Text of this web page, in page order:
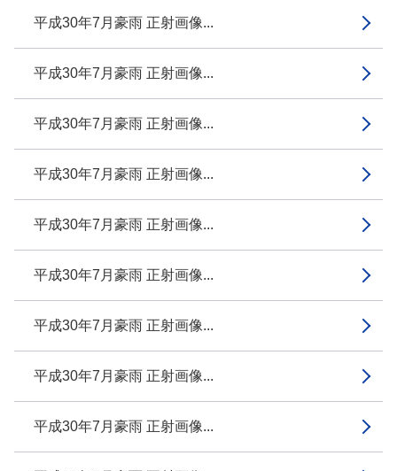
平成30年7月豪雨 正射画像...
平成30年7月豪雨 正射画像...
平成30年7月豪雨 正射画像...
平成30年7月豪雨 正射画像...
平成30年7月豪雨 正射画像...
平成30年7月豪雨 正射画像...
平成30年7月豪雨 正射画像...
平成30年7月豪雨 正射画像...
平成30年7月豪雨 正射画像...